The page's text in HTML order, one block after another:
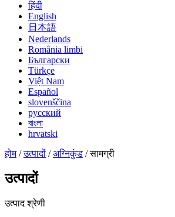
हिंदी
English
日本語
Nederlands
România limbi
Български
Türkçe
Việt Nam
Español
slovenščina
русский
বাংলা
hrvatski
होम/उत्पादों /अग्निकुंड / सामग्री
उत्पादों
उत्पाद श्रेणी